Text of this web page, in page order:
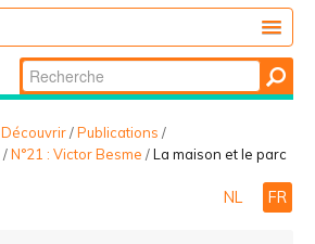
Chercher par
Recherche
avancée…
Découvrir/Publications /
/N°21 : Victor Besme /La maison et le parc
NL FR